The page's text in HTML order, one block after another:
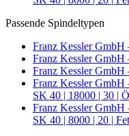
Passende Spindeltypen
Franz Kessler GmbH
Franz Kessler GmbH
Franz Kessler GmbH
Franz Kessler GmbH
SK 40 | 18000 | 30 |
Franz Kessler
SK 40 | 8000 | 20 |